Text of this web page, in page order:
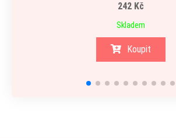
242 Kč
Skladem
Koupit